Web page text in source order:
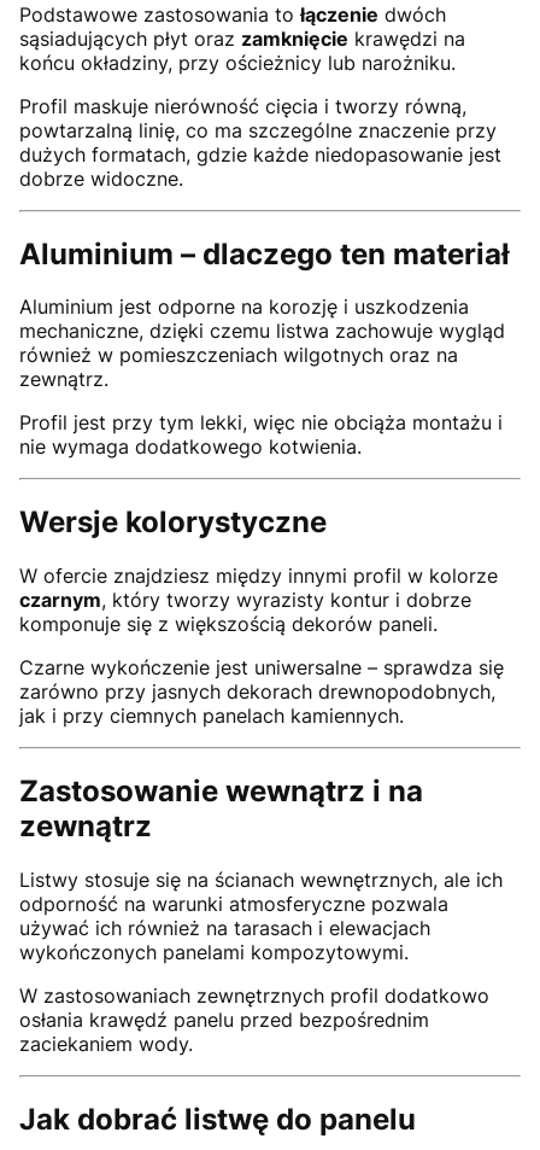
Podstawowe zastosowania tołączenie dwóch
sąsiadujących płyt oraz zamknięcie krawędzi na
końcu okładziny, przy ościeżnicy lub narożniku.
Profil maskuje nierówność cięcia i tworzy równą,
powtarzalną linię, co ma szczególne znaczenie przy
dużych formatach, gdzie każde niedopasowanie jest
dobrze widoczne.
Aluminium – dlaczego ten materiał
Aluminium jest odporne na korozję i uszkodzenia
mechaniczne, dzięki czemu listwa zachowuje wygląd
również w pomieszczeniach wilgotnych oraz na
zewnątrz.
Profil jest przy tym lekki, więc nie obciąża montażu i
nie wymaga dodatkowego kotwienia.
Wersje kolorystyczne
W ofercie znajdziesz między innymi profil w kolorze
czarnym, który tworzy wyrazisty kontur i dobrze
komponuje się z większością dekorów paneli.
Czarne wykończenie jest uniwersalne – sprawdza się
zarówno przy jasnych dekorach drewnopodobnych,
jak i przy ciemnych panelach kamiennych.
Zastosowanie wewnątrz i na
zewnątrz
Listwy stosuje się na ścianach wewnętrznych, ale ich
odporność na warunki atmosferyczne pozwala
używać ich również na tarasach i elewacjach
wykończonych panelami kompozytowymi.
W zastosowaniach zewnętrznych profil dodatkowo
osłania krawędź panelu przed bezpośrednim
zaciekaniem wody.
Jak dobrać listwę do panelu